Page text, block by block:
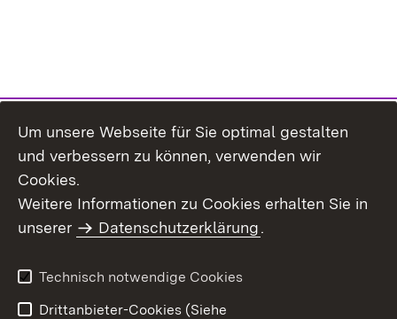
Um unsere Webseite für Sie optimal gestalten
und verbessern zu können, verwenden wir
Cookies.
Weitere Informationen zu Cookies erhalten Sie in
unserer
Datenschutzerklärung.
Technisch notwendige Cookies
Drittanbieter-Cookies (Siehe